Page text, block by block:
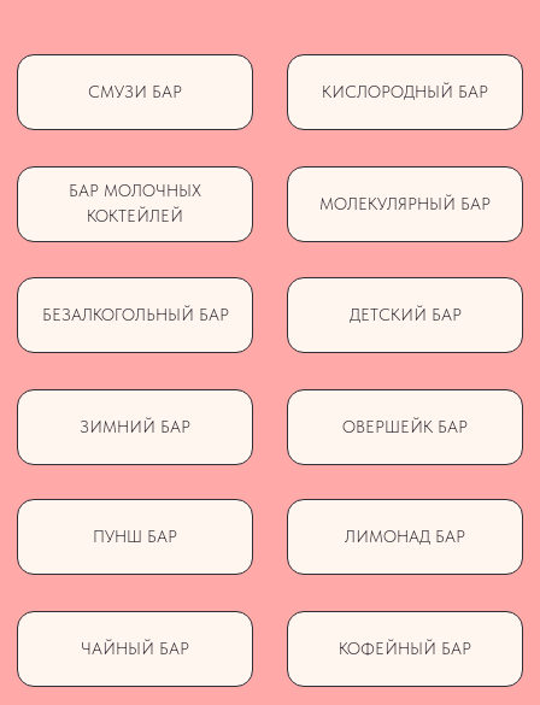
БОЛЬШЕ ФОТО ТУТ
ЭТАПЫ РАБОТ
звоните или оставляйте заявку на сайте,
а мы возьмем вашу заявку в работу и
рассчитаем всё под нужное количество